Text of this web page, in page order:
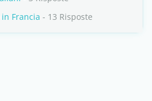
Francia - 13 Risposte